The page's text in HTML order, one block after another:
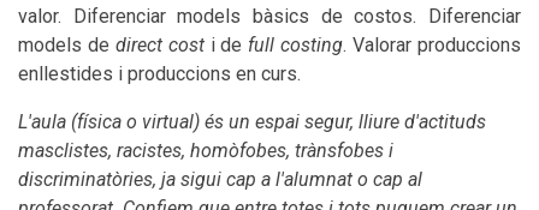
valor. Diferenciar models bàsics de costos. Diferenciar
models de direct costi de full costing. Valorar produccions
enllestides i produccions en curs.
L'aula (física o virtual) és un espai segur, lliure d'actituds
masclistes, racistes, homòfobes, trànsfobes i
discriminatòries, ja sigui cap a l'alumnat o cap al